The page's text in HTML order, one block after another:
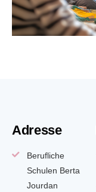
Adresse
Berufliche
Schulen Berta
Jourdan